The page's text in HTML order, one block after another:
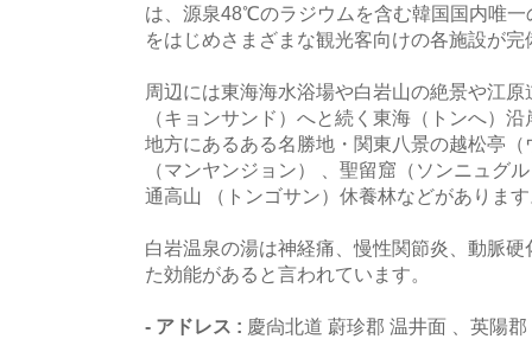
は、源泉48℃のラジウムを含む韓国国内唯
をはじめさまざまな観光客向けの各施設が完
周辺には東海海水浴場や白岩山の絶景や江
（キョンサンド）へと続く東海（トンへ）
地方にあるある名勝地・関東八景の越松亭
（マンヤンジョン） 、聖留窟（ソンニュグ
通高山 （トンゴサン）休養林などがありま
白岩温泉の湯は神経痛、慢性関節炎、動脈
た効能があると言われています。
- アドレス : 慶尙北道 蔚珍郡 温井面 、英陽